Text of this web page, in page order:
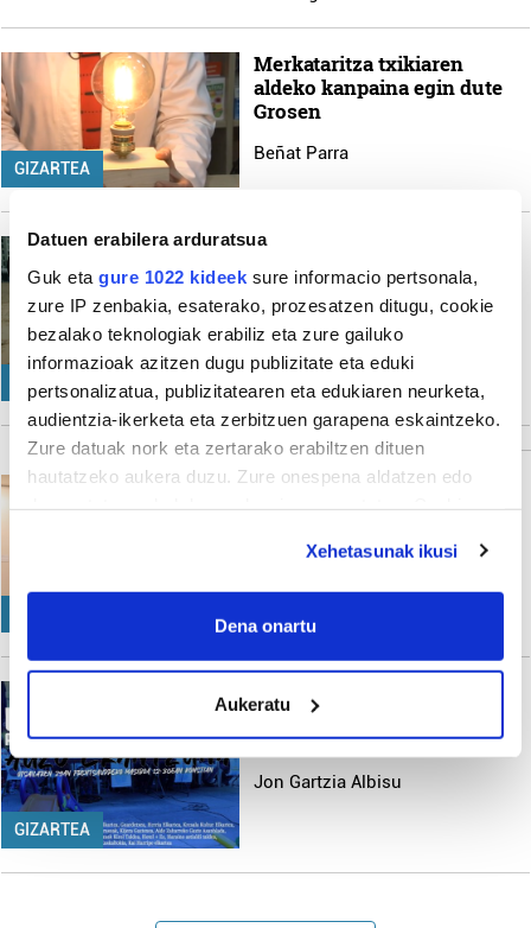
Datuen erabilera arduratsua
Guk eta gure 1022 kideek sure informacio pertsonala,
zure IP zenbakia, esaterako, prozesatzen ditugu, cookie
bezalako teknologiak erabiliz eta zure gailuko
informazioak azitzen dugu publizitate eta eduki
pertsonalizatua, publizitatearen eta edukiaren neurketa,
audientzia-ikerketa eta zerbitzuen garapena eskaintzeko.
Zure datuak nork eta zertarako erabiltzen dituen
hautatzeko aukera duzu. Zure onespena aldatzen edo
If you allow, we would also like to:
Collect information about your geographical
meters
Identify your device by actively scanning it for
specific characteristics (fingerprinting)
Find out more about how your personal data is processed
and set your preferences in the
Guk eta gure bazkideek zure datu pertsonalak
Xehetasunak ikusi
Dena onartu
Aukeratu
GIZARTEA
Merkataritza txikiaren
aldeko kanpaina egin dute
Grosen
Beñat Parra
EUSKARA
Atzean Zuloa: 'Kokologista'
Irutxuloko Hitza
Erre zituzten sorginak
GIZARTEA
Prentsaurreko masibora
deitu dituzte herritarrak,
Kijeraren itxiera salatzeko
Jon Gartzia Albisu